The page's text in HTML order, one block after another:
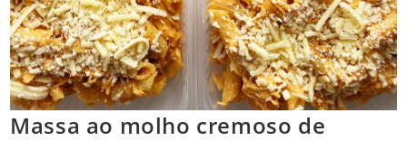
Massa ao molho cremoso de